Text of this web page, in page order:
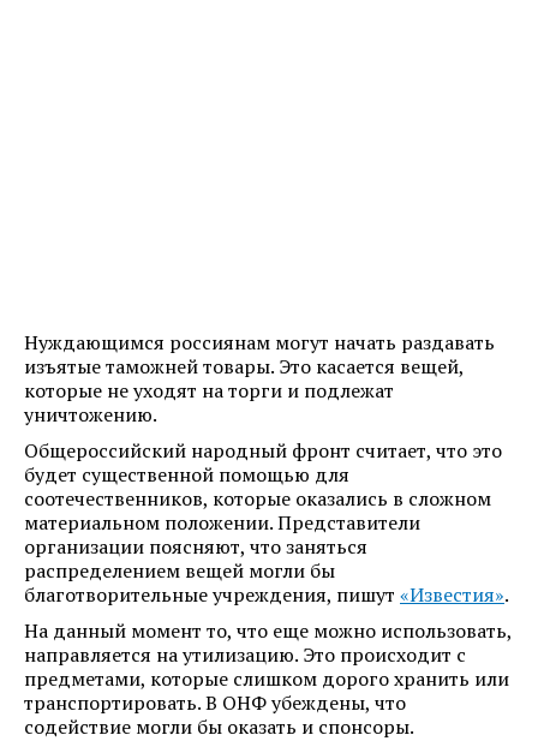
Нуждающимся россиянам могут начать раздавать
изъятые таможней товары. Это касается вещей,
которые не уходят на торги и подлежат
уничтожению.
Общероссийский народный фронт считает, что это
будет существенной помощью для
соотечественников, которые оказались в сложном
материальном положении. Представители
организации поясняют, что заняться
распределением вещей могли бы
благотворительные учреждения, пишут «Известия».
На данный момент то, что еще можно использовать,
направляется на утилизацию. Это происходит с
предметами, которые слишком дорого хранить или
транспортировать. В ОНФ убеждены, что
содействие могли бы оказать и спонсоры.